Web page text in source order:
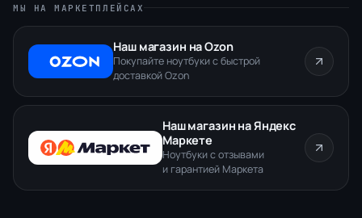
МЫ НА МАРКЕТПЛЕЙСАХ
Наш магазин на Ozon
Покупайте ноутбуки с быстрой
доставкой Ozon
Наш магазин на Яндекс
Маркете
Ноутбуки с отзывами
и гарантией Маркета